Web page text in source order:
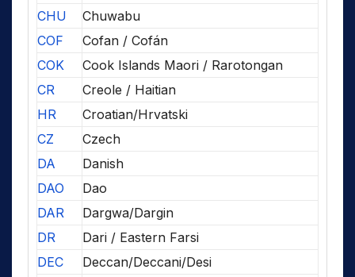
CHU
Chuwabu
COF
Cofan / Cofán
COK
Cook Islands Maori / Rarotongan
CR
Creole / Haitian
HR
Croatian/Hrvatski
CZ
Czech
DA
Danish
DAO
Dao
DAR
Dargwa/Dargin
DR
Dari / Eastern Farsi
DEC
Deccan/Deccani/Desi